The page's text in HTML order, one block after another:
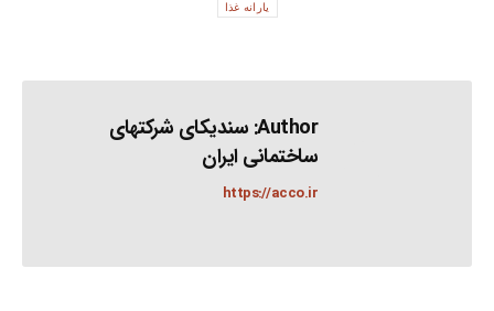
یارانه غذا
Author: سندیکای شرکتهای
ساختمانی ایران
https://acco.ir